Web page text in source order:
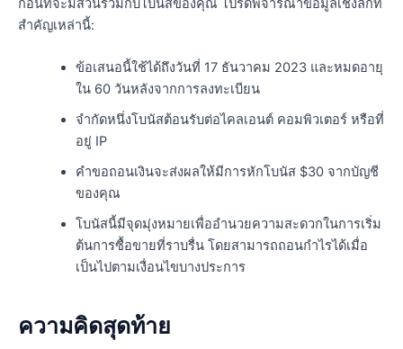
สำคัญเหล่านี้:
ข้อเสนอนี้ใช้ได้ถึงวันที่ 17 ธันวาคม 2023 และหมดอายุ
ใน 60 วันหลังจากการลงทะเบียน
จำกัดหนึ่งโบนัสต้อนรับต่อไคลเอนต์ คอมพิวเตอร์ หรือที่
อยู่ IP
คำขอถอนเงินจะส่งผลให้มีการหักโบนัส $30 จากบัญชี
ของคุณ
โบนัสนี้มีจุดมุ่งหมายเพื่ออำนวยความสะดวกในการเริ่ม
ต้นการซื้อขายที่ราบรื่น โดยสามารถถอนกำไรได้เมื่อ
เป็นไปตามเงื่อนไขบางประการ
ความคิดสุดท้าย